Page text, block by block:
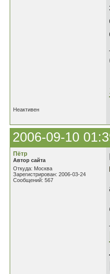
Неактивен
2006-09-10
Пётр
Автор сайта
Откуда: Москва
Зарегистрирован: 2006-03-24
Сообщений: 567